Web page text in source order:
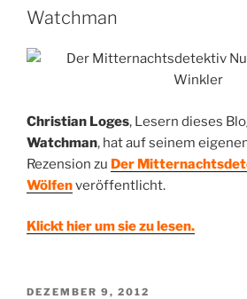
Watchman
Christian Loges, Lesern dieses
Watchman, hat auf seinem
Rezension zu Der
Wölfenveröffentlicht.
Klickt hier um sie zu lesen.
VERÖFFENTLICHT
DEZEMBER 9, 2012